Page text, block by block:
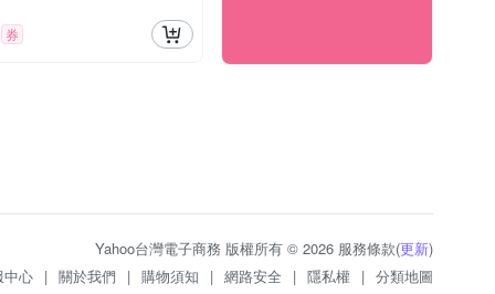
券
Yahoo台灣電子商務 版權所有 © 2026 服務條款(更新)
中心 | 關於我們 | 購物須知 | 網路安全 | 隱私權 | 分類地圖